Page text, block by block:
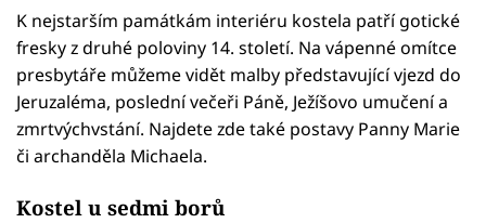
K nejstarším památkám interiéru kostela patří gotické
fresky z druhé poloviny 14. století. Na vápenné omítce
presbytáře můžeme vidět malby představující vjezd do
Jeruzaléma, poslední večeři Páně, Ježíšovo umučení a
zmrtvýchvstání. Najdete zde také postavy Panny Marie
či archanděla Michaela.
Kostel u sedmi borů